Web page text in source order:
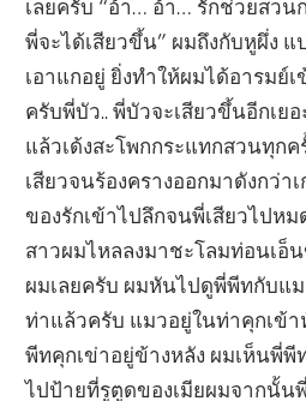
เลยครับ “อ้า… อ้า… รักช่วยสว
พี่จะได้เสียวขึ้น” ผมถึงกับหูผึ่ง
เอาแกอยู่ ยิ่งทำให้ผมได้อารมย์
ครับพี่บัว.. พี่บัวจะเสียวขึ้นอีกเย
แล้วเด้งสะโพกกระแทกสวนทุก
เสียวจนร้องครางออกมาดังกว่า
ของรักเข้าไปลึกจนพี่เสียวไปห
สาวผมไหลลงมาชะโลมท่อนเอ็
ผมเลยครับ ผมหันไปดูพี่พีทกับแ
ท่าแล้วครับ แมวอยู่ในท่าคุกเข้
พีทคุกเข่าอยู่ข้างหลัง ผมเห็นพี่พี
ไปป้ายที่รูตูดของเมียผมจากนั้น